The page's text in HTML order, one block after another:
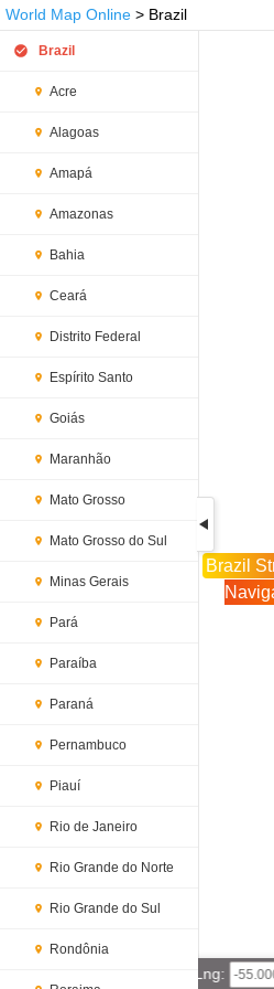
World Map Online > Brazil
Brazil
Acre
Alagoas
Amapá
Amazonas
Bahia
Ceará
Distrito Federal
Espírito Santo
Goiás
Maranhão
Mato Grosso
Mato Grosso do Sul
Minas Gerais
Pará
Paraíba
Paraná
Pernambuco
Piauí
Rio de Janeiro
Rio Grande do Norte
Rio Grande do Sul
Rondônia
Brazil
Lng: